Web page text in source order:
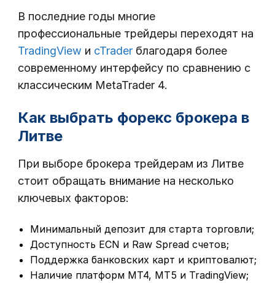
В последние годы многие
профессиональные трейдеры переходят на
TradingView и cTrader благодаря более
современному интерфейсу по сравнению с
классическим MetaTrader 4.
Как выбрать форекс брокера в
Литве
При выборе брокера трейдерам из Литве
стоит обращать внимание на несколько
ключевых факторов:
Минимальный депозит для старта торговли;
Доступность ECN и Raw Spread счетов;
Поддержка банковских карт и криптовалют;
Наличие платформ MT4, MT5 и TradingView;